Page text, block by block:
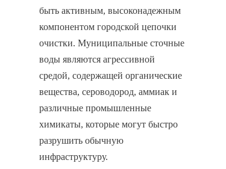
быть активным, высоконадежным
компонентом городской цепочки
очистки. Муниципальные сточные
воды являются агрессивной
средой, содержащей органические
вещества, сероводород, аммиак и
различные промышленные
химикаты, которые могут быстро
разрушить обычную
инфраструктуру.